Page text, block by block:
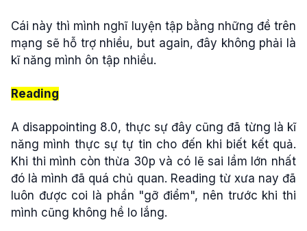
Cái này thì mình nghĩ luyện tập bằng những đề trên
mạng sẽ hỗ trợ nhiều, but again, đây không phải là
kĩ năng mình ôn tập nhiều.
Reading
A disappointing 8.0, thực sự đây cũng đã từng là kĩ
năng mình thực sự tự tin cho đến khi biết kết quả.
Khi thi mình còn thừa 30p và có lẽ sai lầm lớn nhất
đó là mình đã quá chủ quan. Reading từ xưa nay đã
luôn được coi là phần "gỡ điểm", nên trước khi thi
mình cũng không hề lo lắng.